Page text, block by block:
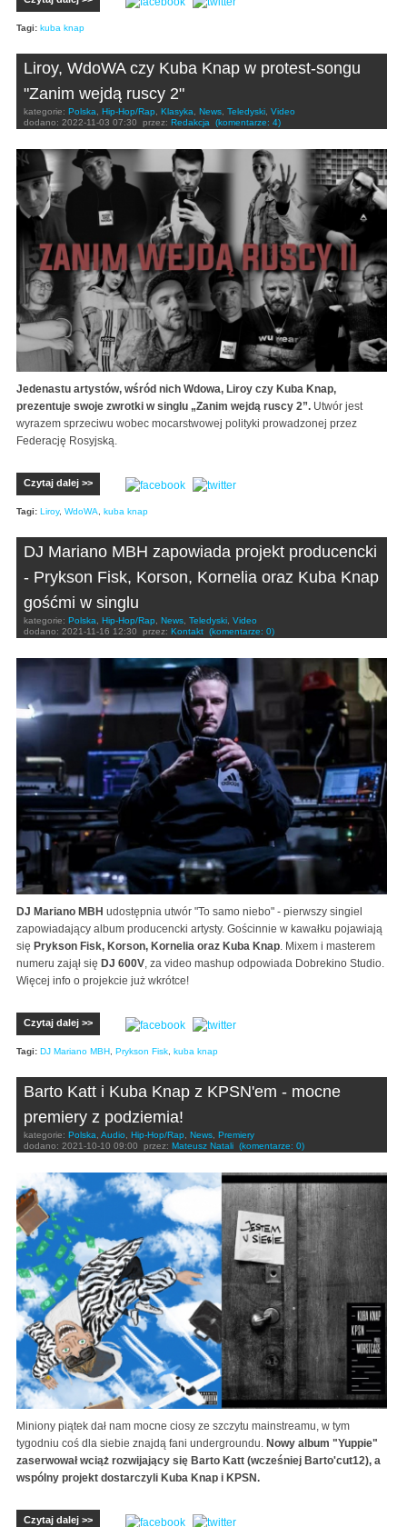
Tagi: kuba knap
Liroy, WdoWA czy Kuba Knap w protest-songu
"Zanim wejdą ruscy 2"
kategorie: Polska, Hip-Hop/Rap, Klasyka, News, Teledyski, Video
dodano: 2022-11-03 07:30 przez: Redakcja (komentarze: 4)
Jedenastu artystów, wśród nich Wdowa, Liroy czy Kuba Knap,
prezentuje swoje zwrotki w singlu „Zanim wejdą ruscy 2”. Utwór jest
wyrazem sprzeciwu wobec mocarstwowej polityki prowadzonej przez
Federację Rosyjską.
Czytaj dalej >>
Tagi: Liroy, WdoWA kuba knap
DJ Mariano MBH zapowiada projekt producencki
- Prykson Fisk, Korson, Kornelia oraz Kuba Knap
gośćmi w singlu
kategorie: Polska Hip-Hop/Rap News Teledyski Video
dodano: 2021-11-16 12:30 przez: Kontakt (komentarze: 0)
DJ Mariano MBH udostępnia utwór "To samo niebo" - pierwszy singiel
zapowiadający album producencki artysty. Gościnnie w kawałku pojawiają
się Prykson Fisk, Korson, Kornelia oraz Kuba Knap. Mixem i masterem
numeru zajął się DJ 600V, za video mashup odpowiada Dobrekino Studio.
Więcej info o projekcie już wkrótce!
Czytaj dalej >>
Tagi: DJ Mariano MBH Prykson Fisk kuba knap
Barto Katt i Kuba Knap z KPSN'em - mocne
premiery z podziemia!
kategorie: Polska Audio Hip-Hop/Rap News Premiery
dodano: 2021-10-10 09:00 przez: Mateusz Natali (komentarze: 0)
Miniony piątek dał nam mocne ciosy ze szczytu mainstreamu, w tym
tygodniu coś dla siebie znajdą fani undergroundu. Nowy album "Yuppie"
zaserwował wciąż rozwijający się Barto Katt (wcześniej Barto'cut12), a
wspólny projekt dostarczyli Kuba Knap i KPSN.
Czytaj dalej >>